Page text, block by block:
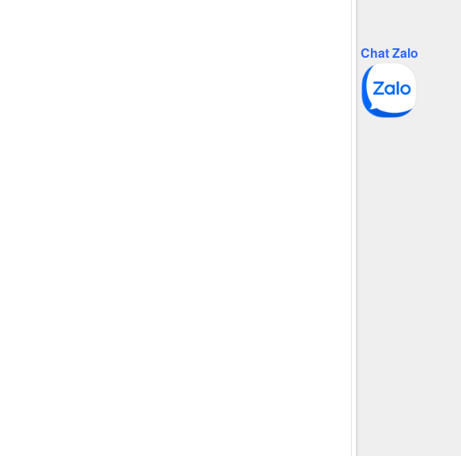
Chat Zalo